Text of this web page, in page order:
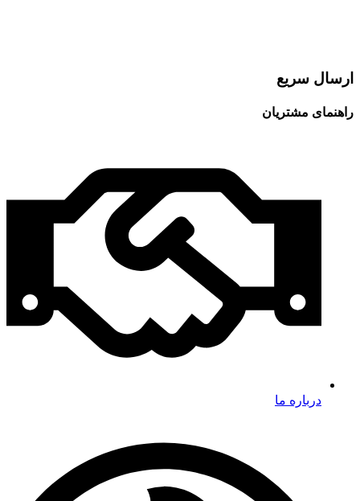
ارسال سریع
راهنمای مشتریان
درباره ما